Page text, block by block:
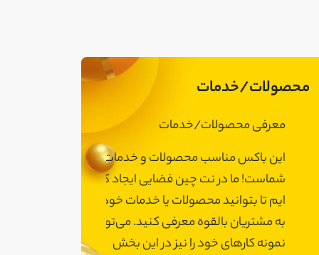
محصولات/خدمات
معرفی محصولات/خدمات
این باکس مناسب محصولات و خدمات
شماست! ما در نت چین فضایی ایجاد کرده
ایم تا بتوانید محصولات یا خدمات خود را
به مشتریان بالقوه معرفی کنید. می‌توانید
نمونه کارهای خود را نیز در این بخش
شماست! ما در
نمونه کارهای